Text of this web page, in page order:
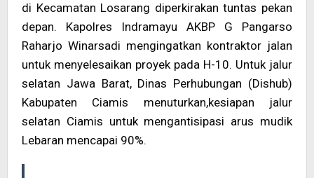
di Kecamatan Losarang diperkirakan tuntas pekan
depan. Kapolres Indramayu AKBP G Pangarso
Raharjo Winarsadi mengingatkan kontraktor jalan
untuk menyelesaikan proyek pada H-10. Untuk jalur
selatan Jawa Barat, Dinas Perhubungan (Dishub)
Kabupaten Ciamis menuturkan,kesiapan jalur
selatan Ciamis untuk mengantisipasi arus mudik
Lebaran mencapai 90%.